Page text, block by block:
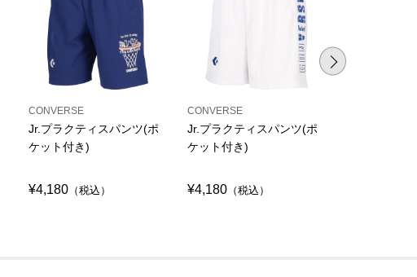
CONVERSE
Jr.プラクティスパンツ(ポ
ケット付き)
¥4,180 （税込）
CONVERSE
Jr.プラクティスパンツ(ポ
ケット付き)
¥4,180 （税込）